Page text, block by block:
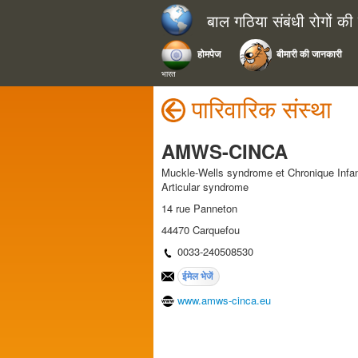
बाल गठिया संबंधी रोगों
होमपेज
भारत
बीमारी की जानकारी
पारिवारिक संस्था
AMWS-CINCA
Muckle-Wells syndrome et Chronique
Articular syndrome
14 rue Panneton
44470 Carquefou
0033-240508530
www.amws-cinca.eu